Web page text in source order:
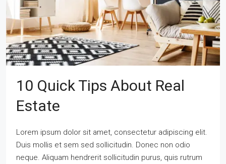
10 Quick Tips About Real
Estate
Lorem ipsum dolor sit amet, consectetur adipiscing elit.
Duis mollis et sem sed sollicitudin. Donec non odio
neque. Aliquam hendrerit sollicitudin purus, quis rutrum